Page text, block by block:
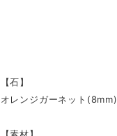
【石】
オレンジガーネット(8mm)